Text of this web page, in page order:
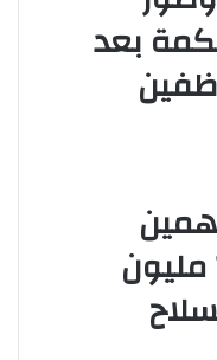
بعد
3 متهمين
بتهمة غسل 130 مليون